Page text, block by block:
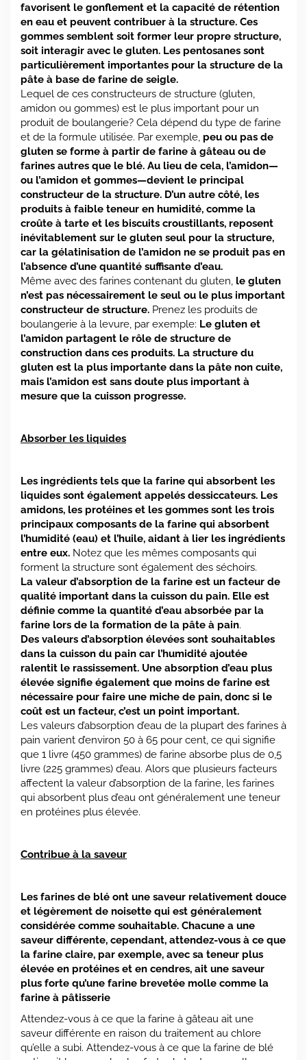
favorisent le gonflement et la capacité de rétention
en eau et peuvent contribuer à la structure. Ces
gommes semblent soit former leur propre structure,
soit interagir avec le gluten. Les pentosanes sont
particulièrement importantes pour la structure de la
pâte à base de farine de seigle.
Lequel de ces constructeurs de structure (gluten,
amidon ou gommes) est le plus important pour un
produit de boulangerie? Cela dépend du type de farine
et de la formule utilisée. Par exemple, peu ou pas de
gluten se forme à partir de farine à gâteau ou de
farines autres que le blé. Au lieu de cela, l’amidon—
ou l’amidon et gommes—devient le principal
constructeur de la structure. D’un autre côté, les
produits à faible teneur en humidité, comme la
croûte à tarte et les biscuits croustillants, reposent
inévitablement sur le gluten seul pour la structure,
car la gélatinisation de l’amidon ne se produit pas en
l’absence d’une quantité suffisante d’eau.
Même avec des farines contenant du gluten, le gluten
n’est pas nécessairement le seul ou le plus important
constructeur de structure. Prenez les produits de
boulangerie à la levure, par exemple: Le gluten et
l’amidon partagent le rôle de structure de
construction dans ces produits. La structure du
gluten est la plus importante dans la pâte non cuite,
mais l’amidon est sans doute plus important à
mesure que la cuisson progresse.
Absorber les liquides
Les ingrédients tels que la farine qui absorbent les
liquides sont également appelés dessiccateurs. Les
amidons, les protéines et les gommes sont les trois
principaux composants de la farine qui absorbent
l’humidité (eau) et l’huile, aidant à lier les ingrédients
entre eux. Notez que les mêmes composants qui
forment la structure sont également des séchoirs.
La valeur d’absorption de la farine est un facteur de
qualité important dans la cuisson du pain. Elle est
définie comme la quantité d’eau absorbée par la
farine lors de la formation de la pâte à pain.
Des valeurs d’absorption élevées sont souhaitables
dans la cuisson du pain car l’humidité ajoutée
ralentit le rassissement. Une absorption d’eau plus
élevée signifie également que moins de farine est
nécessaire pour faire une miche de pain, donc si le
coût est un facteur, c’est un point important.
Les valeurs d’absorption d’eau de la plupart des farines à
pain varient d’environ 50 à 65 pour cent, ce qui signifie
que 1 livre (450 grammes) de farine absorbe plus de 0,5
livre (225 grammes) d’eau. Alors que plusieurs facteurs
affectent la valeur d’absorption de la farine, les farines
qui absorbent plus d’eau ont généralement une teneur
en protéines plus élevée.
Contribue à la saveur
Les farines de blé ont une saveur relativement douce
et légèrement de noisette qui est généralement
considérée comme souhaitable. Chacune a une
saveur différente, cependant, attendez-vous à ce que
la farine claire, par exemple, avec sa teneur plus
élevée en protéines et en cendres, ait une saveur
plus forte qu’une farine brevetée molle comme la
farine à pâtisserie
Attendez-vous à ce que la farine à gâteau ait une
saveur différente en raison du traitement au chlore
qu’elle a subi. Attendez-vous à ce que la farine de blé